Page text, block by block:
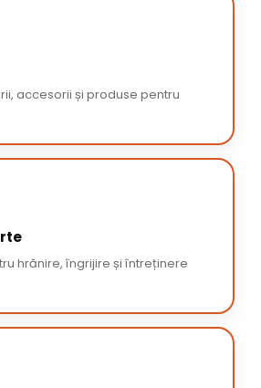
accesorii și produse pentru
hrănire, îngrijire și întreținere